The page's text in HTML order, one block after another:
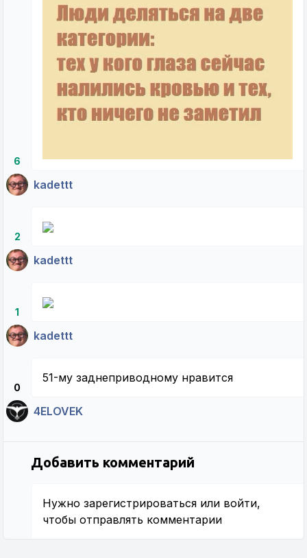
6
kadettt
2
kadettt
1
kadettt
0
51-му заднеприводному нравится
4ELOVEK
Добавить комментарий
Нужно зарегистрироваться или войти,
чтобы отправлять комментарии